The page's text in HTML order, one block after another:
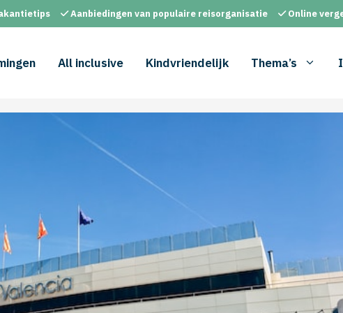
Aanbiedingen van populaire reisorganisatie Online
All inclusive Kindvriendelijk Thema’s